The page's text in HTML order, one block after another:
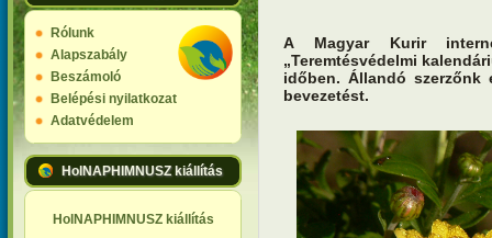
Rólunk
Alapszabály
Beszámoló
Belépési nyilatkozat
Adatvédelem
HolNAPHIMNUSZ kiállítás
HolNAPHIMNUSZ kiállítás
A Magyar Kurir
„Teremtésvédelmi
időben. Állandó szerzőnk
bevezetést.